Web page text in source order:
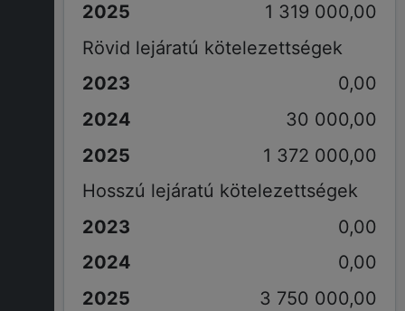
1 319 000,00
Rövid lejáratú kötelezettségek
0,00
30 000,00
1 372 000,00
Hosszú lejáratú kötelezettségek
0,00
0,00
3 750 000,00